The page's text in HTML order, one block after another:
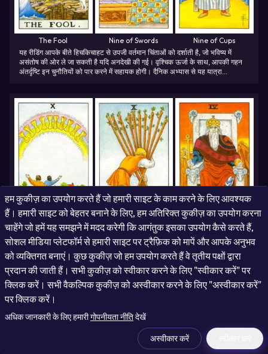
The Fool Nine of Swords
Nine of Cups
यह रीडिंग आपके बीते हिचकिचाहट से उपजी वर्तमान चिंताओं को दर्शाती है, जो भविष्य में
असंतोष की ओर ले जा सकती है यदि अनदेखी की गई। वृश्चिक ऊर्जा के साथ, आपकी गहन
अंतर्दृष्टि इन चुनौतियों को पार करने में सहायक होगी। दैनिक अभ्यास से यह यात्रा
Ten of Cups Ten of Wands
The Emperor
यह रीडिंग आपके अतीत के भावनात्मक असंतुलन से वर्तमान में बोझ से मुक्ति की ओर ले जाती
है, और भविष्य में मजबूत आधार की स्थापना का वादा करती है। जन्म तिथि 2000-10-11
वाले व्यक्ति के रूप में, आपकी आध्यात्मिक यात्रा में यह चरण परिवर्तन का समय है, जहां पुरानी
निराशाओं को छोड़कर नई स्थिरता प्राप्त करें। टैरो की बुद्धिमत्ता आपको दैनिक जीवन में
प्रेरणा देगी, जो निरंतरता और विकास को प्रोत्साहित करती है।
हम कुकीज़ का उपयोग करते हैं जो हमारी साइट के काम करने के लिए आवश्यक
हैं। हमारी साइट को बेहतर बनाने के लिए, हम अतिरिक्त कुकीज़ का उपयोग करना
चाहेंगे जो हमें यह समझने में मदद करेगी कि आगंतुक इसका उपयोग कैसे करते हैं,
सोशल मीडिया प्लेटफॉर्म से हमारी साइट पर ट्रैफ़िक को मापें और आपके अनुभव
को व्यक्तिगत बनाएं। कुछ कुकीज़ जो हम उपयोग करते हैं वे तृतीय पक्षों द्वारा
प्रदान की जाती हैं। सभी कुकीज़ को स्वीकार करने के लिए "स्वीकार करें" पर
क्लिक करें। सभी वैकल्पिक कुकीज़ को अस्वीकार करने के लिए "अस्वीकार करें"
पर क्लिक करें।
अधिक जानकारी के लिए हमारीगोपनीयता नीतिदेखें
अस्वीकार करें